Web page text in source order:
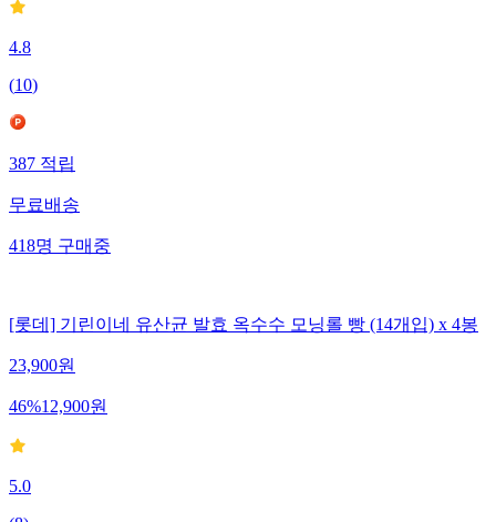
4.8
(10)
387적립
무료배송
418명구매중
[롯데] 기린이네 유산균 발효 옥수수 모닝롤 빵 (14개입) x 4봉
23,900원
46%12,900원
5.0